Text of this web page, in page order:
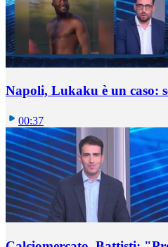
Napoli, Lukaku è un caso:
00:37